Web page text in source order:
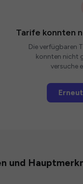
Tarife konnten
Die verfügbaren
konnten nicht
versuche
und